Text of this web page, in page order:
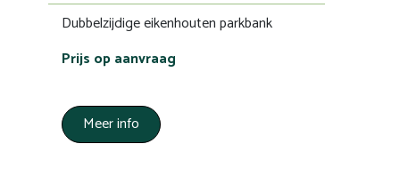
Dubbelzijdige eikenhouten parkbank
Prijs op aanvraag
Meer info